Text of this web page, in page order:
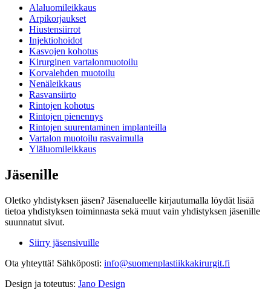
Alaluomileikkaus
Arpikorjaukset
Hiustensiirrot
Injektiohoidot
Kasvojen kohotus
Kirurginen vartalonmuotoilu
Korvalehden muotoilu
Nenäleikkaus
Rasvansiirto
Rintojen kohotus
Rintojen pienennys
Rintojen suurentaminen implanteilla
Vartalon muotoilu rasvaimulla
Yläluomileikkaus
Jäsenille
Oletko yhdistyksen jäsen? Jäsenalueelle kirjautumalla löydät lisää
tietoa yhdistyksen toiminnasta sekä muut vain yhdistyksen jäsenille
suunnatut sivut.
Siirry jäsensivuille
Ota yhteyttä! Sähköposti: info@suomenplastiikkakirurgit.fi
Design ja toteutus: Jano Design